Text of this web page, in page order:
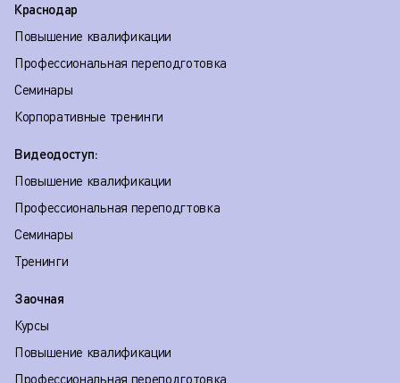
Краснодар
Повышение квалификации
Профессиональная переподготовка
Семинары
Корпоративные тренинги
Видеодоступ:
Повышение квалификации
Профессиональная переподгтовка
Семинары
Тренинги
Заочная
Курсы
Повышение квалификации
Профессиональная переподготовка